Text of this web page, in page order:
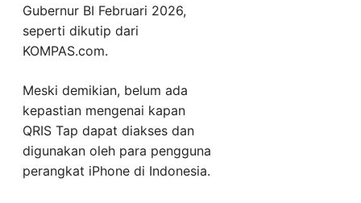
Gubernur BI Februari 2026,
seperti dikutip dari
KOMPAS.com.
Meski demikian, belum ada
kepastian mengenai kapan
QRIS Tap dapat diakses dan
digunakan oleh para pengguna
perangkat iPhone di Indonesia.